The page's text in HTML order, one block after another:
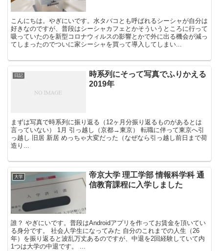
こんにちは。やぎにいです。水タバコとも呼ばれるシーシャが自分は
好きなのですが、普段はシーシャカフェとかそういうところに行って
吸っていたのを新型コロナウィルスの影響とかで外に出る機会が減っ
てしまったのでついに家シーシャを買って導入してしまい...
日記
時系列にそって写真でふりかえる
2019年
まずは写真で時系列に振り返る（12ヶ月分振り返るものがあるとは
言っていない） 1月 引っ越し（京都→東京） 転職に伴って東京へ引
っ越し 旧居 新居 めっちゃ大変だった（なぜなら引っ越し前日まで荷
造り...
大学
帝京大学 理工学部 情報科学科 通
信教育課程に入学しました
誰？ やぎにいです。普段はAndroidアプリを作ってお賃金を頂いてい
る身分です。 社会人学生になってみた 自分のこれまでの人生（26
年）を振り返ると波乱万丈あるのですが、中退を2回経験していて内
1つは大学の中退です。 ...